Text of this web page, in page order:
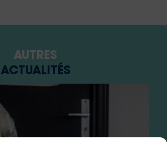
AUTRES
ACTUALITÉS